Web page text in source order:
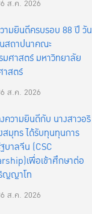
ส.ค. 2026
ามยินดีครบรอบ 88 ปี วัน
สถาปนาคณะ
มศาสตร์ มหาวิทยาลัย
าสตร์
ส.ค. 2026
ความยินดีกับ นางสาวอริ
มุทร ได้รับทุนทุนการ
บาลจีน (CSC
เพื่อเข้าศึกษาต่อ
ญญาโท
ส.ค. 2026